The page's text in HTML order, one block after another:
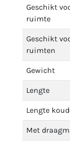
Geschikt
ruimte
Geschikt
ruimten
Gewicht
Lengte
Lengte
Met